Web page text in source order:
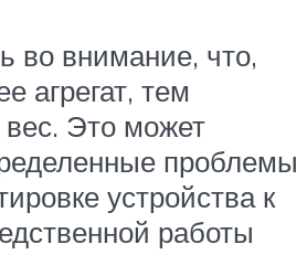
во внимание, что,
агрегат, тем
Это может
проблемы
устройства к
работы